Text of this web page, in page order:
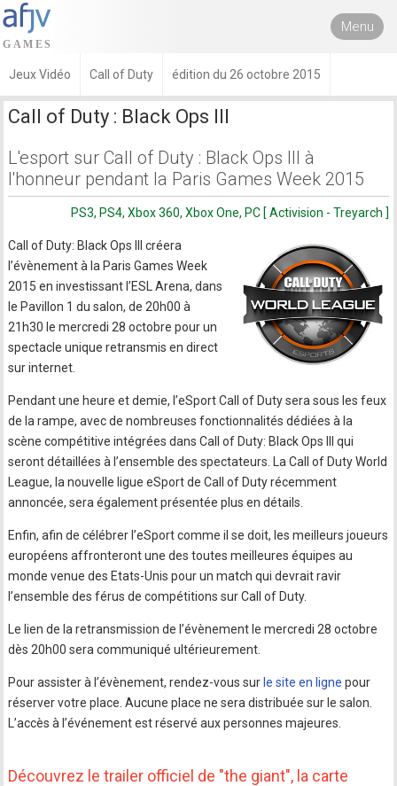
Menu
Jeux Vidéo Call of Duty édition du 26 octobre 2015
Call of Duty : Black Ops III
L'esport sur Call of Duty : Black Ops III à
l'honneur pendant la Paris Games Week 2015
PS3, PS4, Xbox 360, Xbox One, PC [ Activision - Treyarch ]
Call of Duty: Black Ops III créera
l’évènement à la Paris Games Week
2015 en investissant l’ESL Arena, dans
le Pavillon 1 du salon, de 20h00 à
21h30 le mercredi 28 octobre pour un
spectacle unique retransmis en direct
sur internet.
Pendant une heure et demie, l’eSport Call of Duty sera sous les feux
de la rampe, avec de nombreuses fonctionnalités dédiées à la
scène compétitive intégrées dans Call of Duty: Black Ops III qui
seront détaillées à l’ensemble des spectateurs. La Call of Duty World
League, la nouvelle ligue eSport de Call of Duty récemment
annoncée, sera également présentée plus en détails.
Enfin, afin de célébrer l’eSport comme il se doit, les meilleurs joueurs
européens affronteront une des toutes meilleures équipes au
monde venue des Etats-Unis pour un match qui devrait ravir
l’ensemble des férus de compétitions sur Call of Duty.
Le lien de la retransmission de l’évènement le mercredi 28 octobre
dès 20h00 sera communiqué ultérieurement.
Pour assister à l’évènement, rendez-vous sur le site en ligne pour
réserver votre place. Aucune place ne sera distribuée sur le salon.
L’accès à l’événement est réservé aux personnes majeures.
Découvrez le trailer officiel de "the giant", la carte